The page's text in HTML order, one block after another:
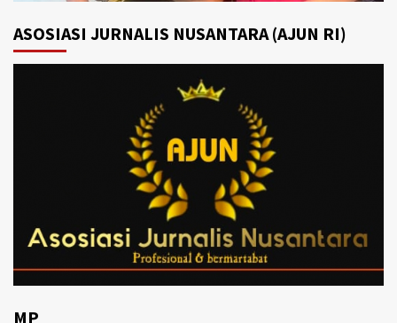
ASOSIASI JURNALIS NUSANTARA (AJUN RI)
MP